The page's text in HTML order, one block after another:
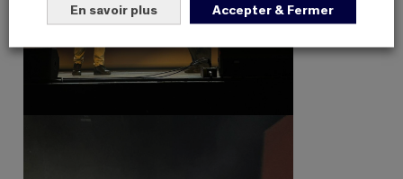
En savoir plus Accepter & Fermer